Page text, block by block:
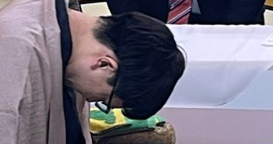
おすすめのキーワードタグ一覧
#藤田晋 #三山凌輝 #高市早苗 #後藤真希
#玉木雄一郎
#亀和田武